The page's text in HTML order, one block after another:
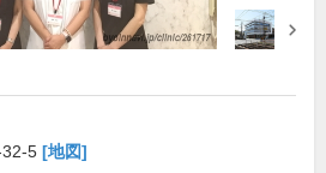
32-5 [地図]